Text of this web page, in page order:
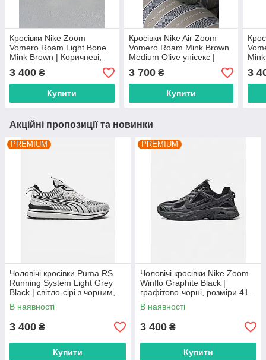
Кросівки Nike Zoom
Vomero Roam Light Bone
Mink Brown | Коричневі,
розміри 36–45 унісекс
3 400 ₴
Купити
Кросівки Nike Air Zoom
Vomero Roam Mink Brown
Medium Olive унісекс |
коричнево-оливкові,
розміри 36–45
3 700₴
Купити
3
Акційні пропозиції та новинки
PREMIUM
Чоловічі кросівки Puma RS
Running System Light Grey
Black | світло-сірі з чорним,
розміри 41–46
В наявності
3 400 ₴
Купити
PREMIUM
Чоловічі кросівки Nike Zoom
Winflo Graphite Black |
графітово-чорні, розміри 41–
45
В наявності
3 400 ₴
Купити